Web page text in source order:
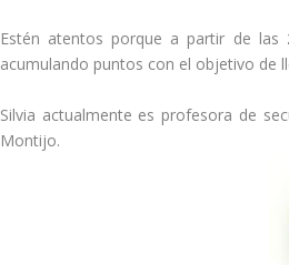
Estén atentos porque a partir de las
acumulando puntos con el objetivo de
Silvia actualmente es profesora de
Montijo.